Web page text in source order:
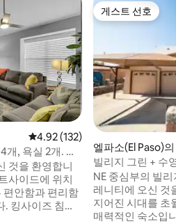
평점 4.92점(5점 만점), 후기 132
4.92 (132)
, 욕실 2개. 반
것을 환영합니
사이드에 위치
편안함과 편리함
킹사이즈 침대
게스트 선호
게스트 선호
엘파소(El Paso)의
빌리지 그린 + 수
고요함
NE 중심부의 빌
레니티에 오신 것
지어진 시대를 초
매력적인 숙소입